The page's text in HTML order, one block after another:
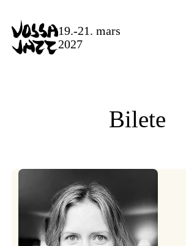
content
19.-21. mars
2027
Bilete